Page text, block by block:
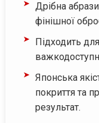
Дрібна
фінішної
Підходить
Японська
покриття та
результат.